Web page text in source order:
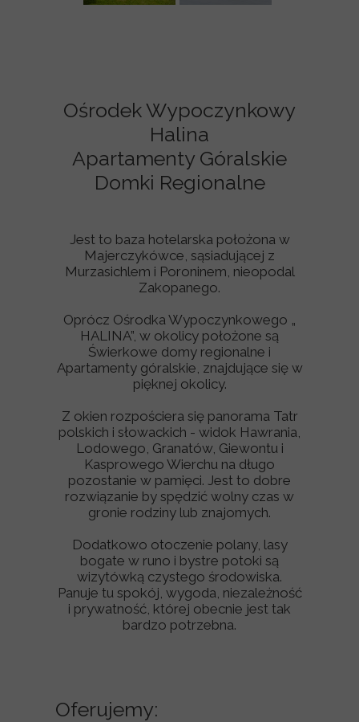
Ośrodek Wypoczynkowy
Halina
Apartamenty Góralskie
Domki Regionalne
Jest to baza hotelarska położona w
Majerczykówce, sąsiadującej z
Murzasichlem i Poroninem, nieopodal
Zakopanego.
Oprócz Ośrodka Wypoczynkowego „
HALINA”, w okolicy położone są
Świerkowe domy regionalne i
Apartamenty góralskie, znajdujące się w
pięknej okolicy.
Z okien rozpościera się panorama Tatr
polskich i słowackich - widok Hawrania,
Lodowego, Granatów, Giewontu i
Kasprowego Wierchu na długo
pozostanie w pamięci. Jest to dobre
rozwiązanie by spędzić wolny czas w
gronie rodziny lub znajomych.
Dodatkowo otoczenie polany, lasy
bogate w runo i bystre potoki są
wizytówką czystego środowiska.
Panuje tu spokój, wygoda, niezależność
i prywatność, której obecnie jest tak
bardzo potrzebna.
Oferujemy: